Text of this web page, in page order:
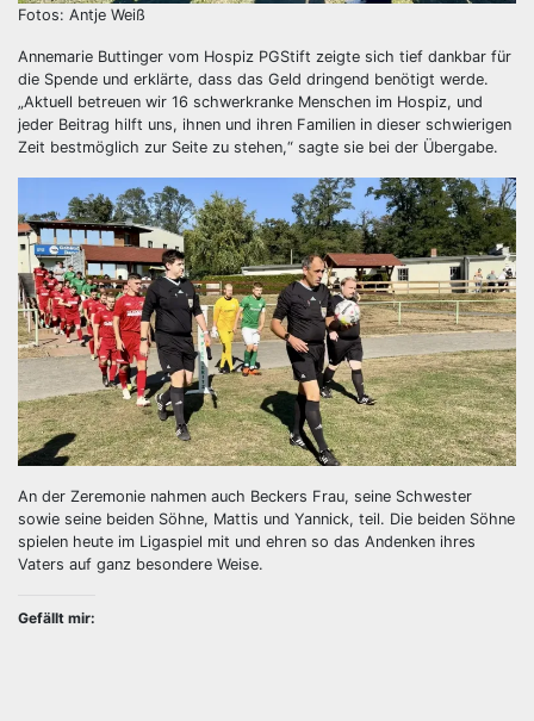
Fotos: Antje Weiß
Annemarie Buttinger vom Hospiz PGStift zeigte sich tief dankbar für
die Spende und erklärte, dass das Geld dringend benötigt werde.
„Aktuell betreuen wir 16 schwerkranke Menschen im Hospiz, und
jeder Beitrag hilft uns, ihnen und ihren Familien in dieser schwierigen
Zeit bestmöglich zur Seite zu stehen,“ sagte sie bei der Übergabe.
An der Zeremonie nahmen auch Beckers Frau, seine Schwester
sowie seine beiden Söhne, Mattis und Yannick, teil. Die beiden Söhne
spielen heute im Ligaspiel mit und ehren so das Andenken ihres
Vaters auf ganz besondere Weise.
Gefällt mir: